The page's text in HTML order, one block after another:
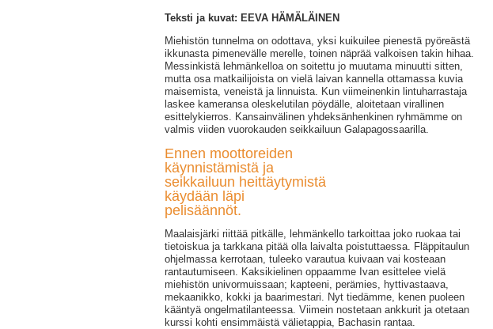
Teksti ja kuvat: EEVA HÄMÄLÄINEN
Miehistön tunnelma on odottava, yksi kuikuilee pienestä pyöreästä
ikkunasta pimenevälle merelle, toinen näprää valkoisen takin hihaa.
Messinkistä lehmänkelloa on soitettu jo muutama minuutti sitten,
mutta osa matkailijoista on vielä laivan kannella ottamassa kuvia
maisemista, veneistä ja linnuista. Kun viimeinenkin lintuharrastaja
laskee kameransa oleskelutilan pöydälle, aloitetaan virallinen
esittelykierros. Kansainvälinen yhdeksänhenkinen ryhmämme on
valmis viiden vuorokauden seikkailuun Galapagossaarilla.
Ennen moottoreiden
käynnistämistä ja
seikkailuun heittäytymistä
käydään läpi
pelisäännöt.
Maalaisjärki riittää pitkälle, lehmänkello tarkoittaa joko ruokaa tai
tietoiskua ja tarkkana pitää olla laivalta poistuttaessa. Fläppitaulun
ohjelmassa kerrotaan, tuleeko varautua kuivaan vai kosteaan
rantautumiseen. Kaksikielinen oppaamme Ivan esittelee vielä
miehistön univormuissaan; kapteeni, perämies, hyttivastaava,
mekaanikko, kokki ja baarimestari. Nyt tiedämme, kenen puoleen
kääntyä ongelmatilanteessa. Viimein nostetaan ankkurit ja otetaan
kurssi kohti ensimmäistä välietappia, Bachasin rantaa.